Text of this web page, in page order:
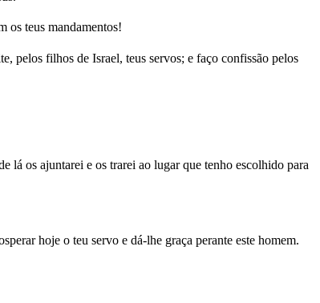
os teus mandamentos!
pelos filhos de Israel, teus servos; e faço confissão pelos
lá os ajuntarei e os trarei ao lugar que tenho escolhido para
hoje o teu servo e dá-lhe graça perante este homem.